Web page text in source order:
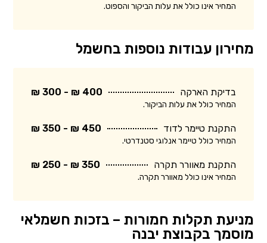
המחיר אינו כולל את עלות הביקור והספוט.
מחירון עבודות נוספות בחשמל
בדיקת הארקה 400 ₪ - 300 ₪
המחיר כולל את עלות הביקור.
התקנת טיימר לדוד 450 ₪ - 350 ₪
המחיר כולל טיימר אנלוגי סטנדרטי.
התקנת מאוורר תקרה 350 ₪ - 250 ₪
המחיר אינו כולל מאוורר תקרה.
מניעת תקלות חמורות – בזכות חשמלאי
מוסמך בקבוצת יבנה